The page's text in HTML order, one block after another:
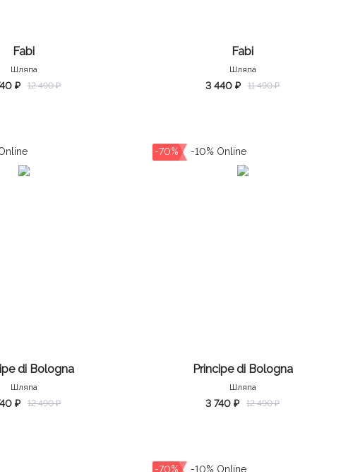
Fabi
Шляпа
₽ 12 490 ₽
Fabi
Шляпа
3 440 ₽ 11 490 ₽
di Bologna
Шляпа
₽ 12 490 ₽
-70%
Principe di Bologna
Шляпа
3 740 ₽ 12 490 ₽
-70%